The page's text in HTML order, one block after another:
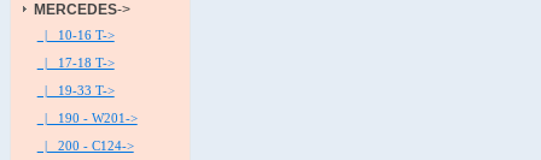
MERCEDES->
|_ 10-16 T->
|_ 17-18 T->
|_ 19-33 T->
|_ 190 - W201->
|_ 200 - C124->